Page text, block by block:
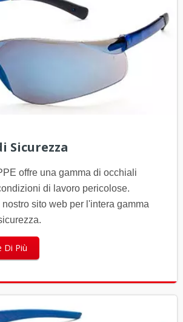
Sicurezza
offre una gamma di occhiali
di lavoro pericolose.
sito web per l'intera gamma
Di Più